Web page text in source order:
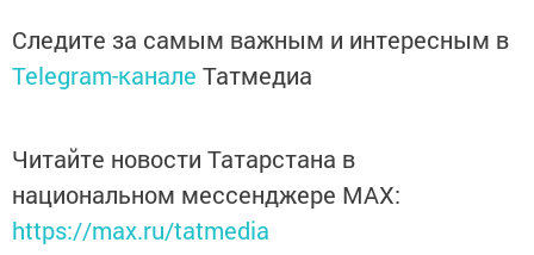
Следите за самым важным и интересным в
Telegram-канале Татмедиа
Читайте новости Татарстана в
национальном мессенджере MАХ:
https://max.ru/tatmedia